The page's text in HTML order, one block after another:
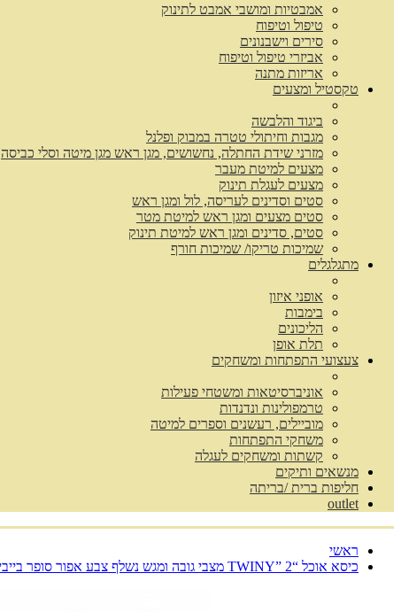
אמבטיות ומושבי אמבט לתינוק
טיפול וטיפוח
סירים וישבנונים
אביזרי טיפול וטיפוח
אריזות מתנה
טקסטיל ומצעים
ביגוד והלבשה
מגבות וחיתולי טטרה במבוק ופלנל
מזרני שידת החתלה, נחשושים, מגן ראש מגן מיטה וסלי כביסה
מצעים למיטת מעבר
מצעים לעגלת תינוק
סטים וסדינים לעריסה, לול ומגן ראש
סטים מצעים ומגן ראש למיטת מטר
סטים, סדינים ומגן ראש למיטת תינוק
שמיכות טריקו/ שמיכות חורף
מתגלגלים
אופני איזון
בימבות
הליכונים
תלת אופן
צעצועי התפתחות ומשחקים
אוניברסיטאות ומשטחי פעילות
טרמפולינות ונדנדות
מוביילים, רעשנים וספרים למיטה
משחקי התפתחות
קשתות ומשחקים לעגלה
מנשאים ותיקים
חליפות ברית /בריתה
outlet
ראשי
כיסא אוכל “TWINY” 2 מצבי גובה ומגש נשלף צבע אפור סופר בייבי